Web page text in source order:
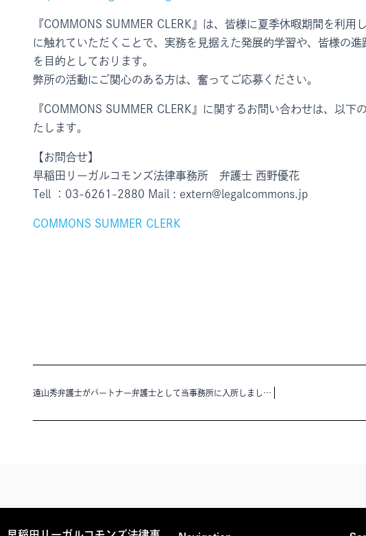
『COMMONS SUMMER CLERK』は、皆様に夏季休暇期間を利用
に触れていただくことで、実務を見据えた発展的学習や、皆様の
を目的としております。
弊所の活動にご関心のある方は、奮ってご応募ください。
『COMMONS SUMMER CLERK』に関するお問い合わせは、以下
たします。
【お問合せ】
早稲田リーガルコモンズ法律事務所 弁護士 西野優花
Tell ：03-6261-2880 Mail : extern@legalcommons.jp
COMMONS SUMMER CLERK
遠山秀弁護士がパートナー弁護士として当事務所に入所しました。